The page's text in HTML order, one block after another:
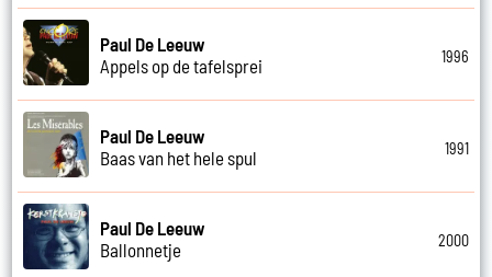
Paul De Leeuw
Appels op de tafelsprei
1996
Paul De Leeuw
Baas van het hele spul
1991
Paul De Leeuw
Ballonnetje
2000